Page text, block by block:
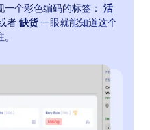
个彩色编码的标签： 活
者 缺货一眼就能知道这个